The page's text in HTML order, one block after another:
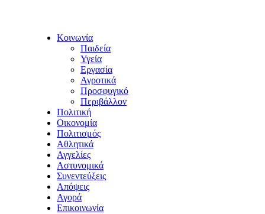
Κοινωνία
Παιδεία
Υγεία
Εργασία
Αγροτικά
Προσφυγικό
Περιβάλλον
Πολιτική
Οικονομία
Πολιτισμός
Αθλητικά
Αγγελίες
Αστυνομικά
Συνεντεύξεις
Απόψεις
Αγορά
Επικοινωνία